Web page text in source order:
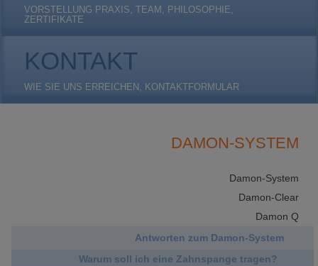
VORSTELLUNG PRAXIS, TEAM, PHILOSOPHIE,
ZERTIFIKATE
KONTAKT
WIE SIE UNS ERREICHEN, KONTAKTFORMULAR
DAMON-SYSTEM
Damon-System
Damon-Clear
Damon Q
Antworten zum Damon-System
Warum soll ich eine Zahnspange tragen?